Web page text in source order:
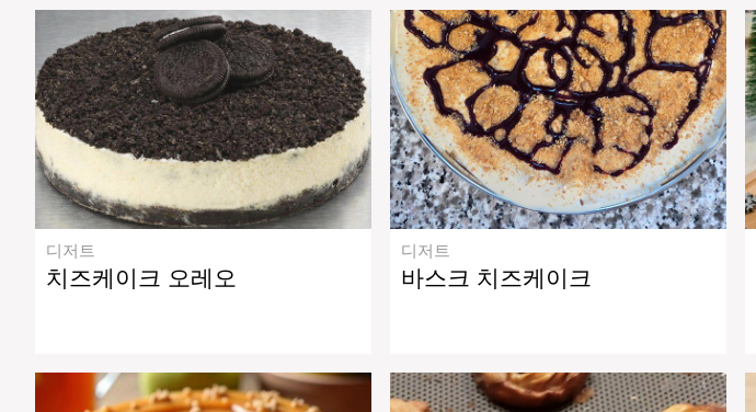
디저트
치즈케이크 오레오
디저트
바스크 치즈케이크